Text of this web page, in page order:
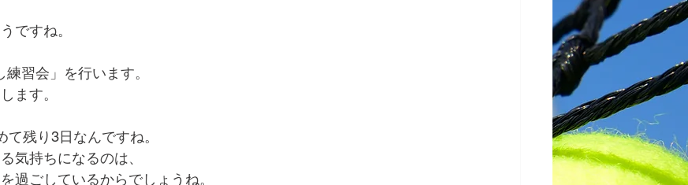
ですね。
習会」を行います。
ます。
残り3日なんですね。
気持ちになるのは、
過ごしているからでしょうね。